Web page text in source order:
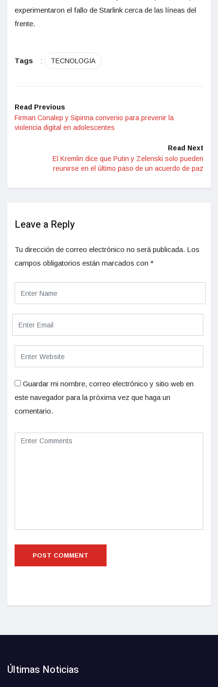
experimentaron el fallo de Starlink cerca de las líneas del
frente.
Tags : TECNOLOGIA
Read Previous
Firman Conalep y Sipinna convenio para prevenir la
violencia digital en adolescentes
Read Next
El Kremlin dice que Putin y Zelenski solo pueden
reunirse en el último paso de un acuerdo de paz
Leave a Reply
Tu dirección de correo electrónico no será publicada. Los
campos obligatorios están marcados con *
Guardar mi nombre, correo electrónico y sitio web en
este navegador para la próxima vez que haga un
comentario.
Últimas Noticias